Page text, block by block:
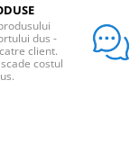
dus -
client.
costul